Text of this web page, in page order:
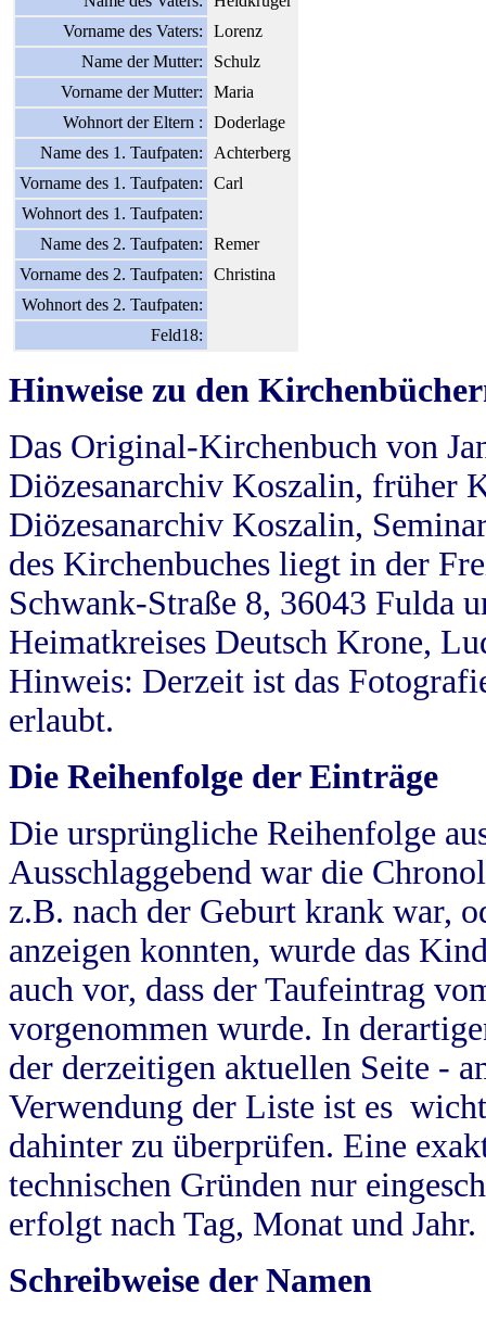
Vorname des Vaters:
Lorenz
Name der Mutter:
Schulz
Vorname der Mutter:
Maria
Wohnort der Eltern :
Doderlage
Name des 1. Taufpaten:
Achterberg
Vorname des 1. Taufpaten:
Carl
Wohnort des 1. Taufpaten:
Name des 2. Taufpaten:
Remer
Vorname des 2. Taufpaten:
Christina
Wohnort des 2. Taufpaten:
Feld18:
Hinweise zu den
Das Original-Kirchenbuch von
Diözesanarchiv Koszalin, früher
Diözesanarchiv Koszalin,
des Kirchenbuches liegt in der
Schwank-Straße 8, 36043 Fulda
Heimatkreises Deutsch Krone,
Hinweis: Derzeit ist das
erlaubt.
Die Reihenfolge der Einträge
Die ursprüngliche Reihenfolge
Ausschlaggebend war die
z.B. nach der Geburt krank war,
anzeigen konnten, wurde das
auch vor, dass der Taufeintrag
vorgenommen wurde. In
der derzeitigen aktuellen Seite -
Verwendung der Liste ist es
dahinter zu überprüfen. Eine
technischen Gründen nur
erfolgt nach Tag, Monat und Jahr.
Schreibweise der Namen